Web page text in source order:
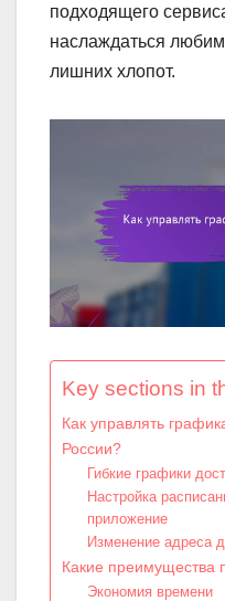
подходящего
наслаждаться
лишних хлопот.
Key sections in
Как управлять
России?
Гибкие графики
Настройка
приложение
Изменение адреса
Какие преимущества
Экономия времени